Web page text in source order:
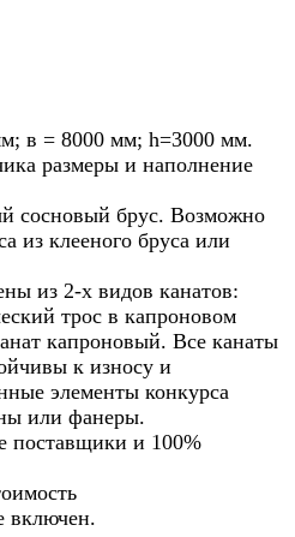
в = 8000 мм; h=3000 мм.
размеры и наполнение
сосновый брус. Возможно
из клееного бруса или
из 2-х видов канатов:
трос в капроновом
капроновый. Все канаты
к износу и
элементы конкурса
или фанеры.
поставщики и 100%
включен.